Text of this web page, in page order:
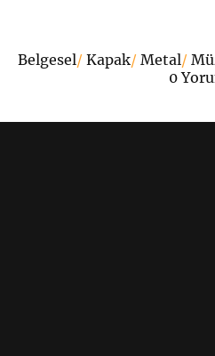
Belgesel/Kapak/Metal/
0